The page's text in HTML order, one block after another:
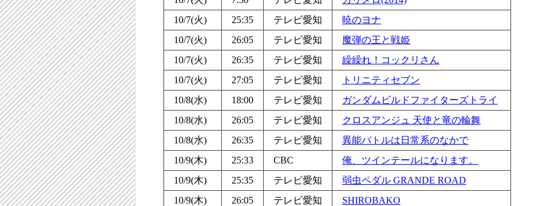
10/7(火)
25:35 テレビ愛知
暁のヨナ
10/7(火)
26:05 テレビ愛知
魔弾の王と戦姫
10/7(火)
26:35 テレビ愛知
繰繰れ！コックリさん
10/7(火)
27:05 テレビ愛知
トリニティセブン
10/8(水)
18:00 テレビ愛知
ガンダムビルドファイターズトライ
10/8(水)
26:05 テレビ愛知
クロスアンジュ 天使と竜の輪舞
10/8(水)
26:35 テレビ愛知
異能バトルは日常系のなかで
10/9(木)
25:33 CBC
俺、ツインテールになります。
10/9(木)
25:35 テレビ愛知
弱虫ペダル GRANDE ROAD
10/9(木)
26:05 テレビ愛知
SHIROBAKO